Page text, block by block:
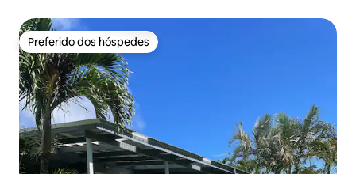
Preferido dos hóspedes
Preferido dos hóspedes